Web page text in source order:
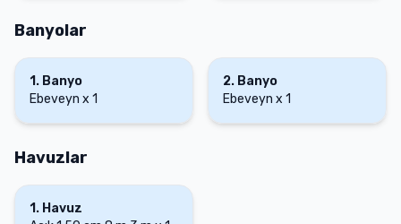
Banyolar
1 . Banyo
Ebeveyn x 1
2. Banyo
Ebeveyn x 1
Havuzlar
1 . Havuz